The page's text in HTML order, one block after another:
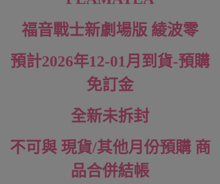
福音戰士新劇場版 綾波零
預計2026年12-01月到貨-預購
免訂金
全新未拆封
不可與 現貨/其他月份預購 商
品合併結帳